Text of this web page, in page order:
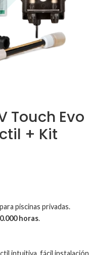
Touch Evo
+ Kit
piscinas privadas.
horas.